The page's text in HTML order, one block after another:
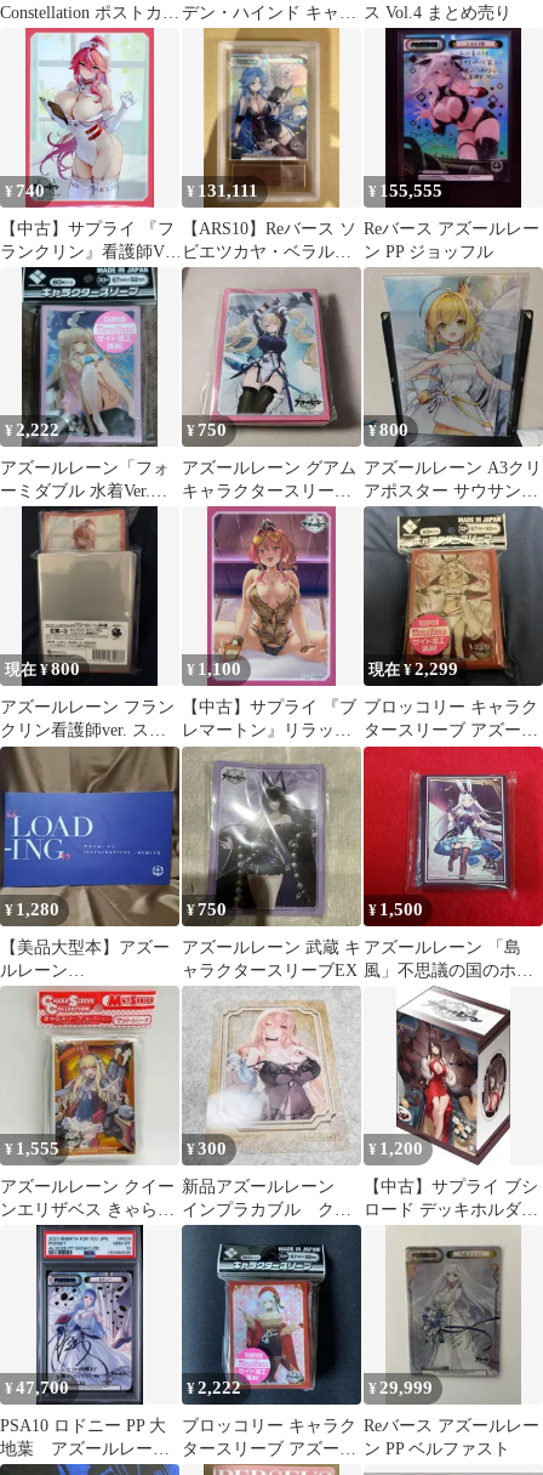
Constellation ポストカー
ド2枚セット
デン・ハインド キャラ
クタースリーブEX 60
枚 未開封
ス Vol.4 まとめ売り
¥ 740
【中古】サプライ 『フ
ランクリン』看護師Ver.
キャラクタースリーブ
EX 「ブロッコリート
レカアイテムくじ
EX『アズールレーン』
第4弾」 E-3賞
¥ 131,111
【ARS10】Reバース ソ
ビエツカヤ・ベラルー
シア PP アズレン 世
界1枚
¥ 155,555
Reバース アズールレー
ン PP ジョッフル
¥ 2,222
アズールレーン「フォ
ーミダブル 水着Ver.」
スリーブ
¥ 750
アズールレーン グアム
キャラクタースリーブ
¥ 800
アズールレーン A3クリ
アポスター サウサンプ
トン
現在 ¥800
アズールレーン フラン
クリン看護師ver. スリ
ーブ60枚入り×2
¥ 1,100
【中古】サプライ 『ブ
レマートン』リラック
スタイムVer. キャラク
タースリーブEX 「ブ
ロッコリートレカアイ
テムくじEX『アズール
レーン』第4弾」 E-1賞
現在 ¥2,299
ブロッコリー キャラク
タースリーブ アズール
レーン 綾波 花嫁Ver.
¥ 1,280
【美品大型本】アズー
ルレーン
"LOADING"イラストレ
ーションアーカイブ
¥750
アズールレーン 武蔵 キ
ャラクタースリーブEX
¥ 1,500
アズールレーン 「島
風」不思議の国のホワ
イトラビットver。
¥ 1,555
アズールレーン クイー
ンエリザベス きゃらス
リーブコレクション マ
ットシリーズ
¥300
新品アズールレーン
インプラカブル クリ
アカード
¥ 1,200
【中古】サプライ ブシ
ロード デッキホルダー
Vol.943 アズールレーン
『赤城』朱絹の余醺ver.
¥47,700
PSA10 ロドニー PP 大
地葉 アズールレーン
¥2,222
ブロッコリー キャラク
タースリーブ アズール
¥ 29,999
Reバース アズールレー
ン PP ベルファスト